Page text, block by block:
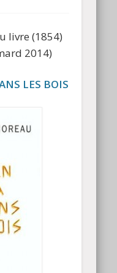
livre (1854)
2014)
LES BOIS